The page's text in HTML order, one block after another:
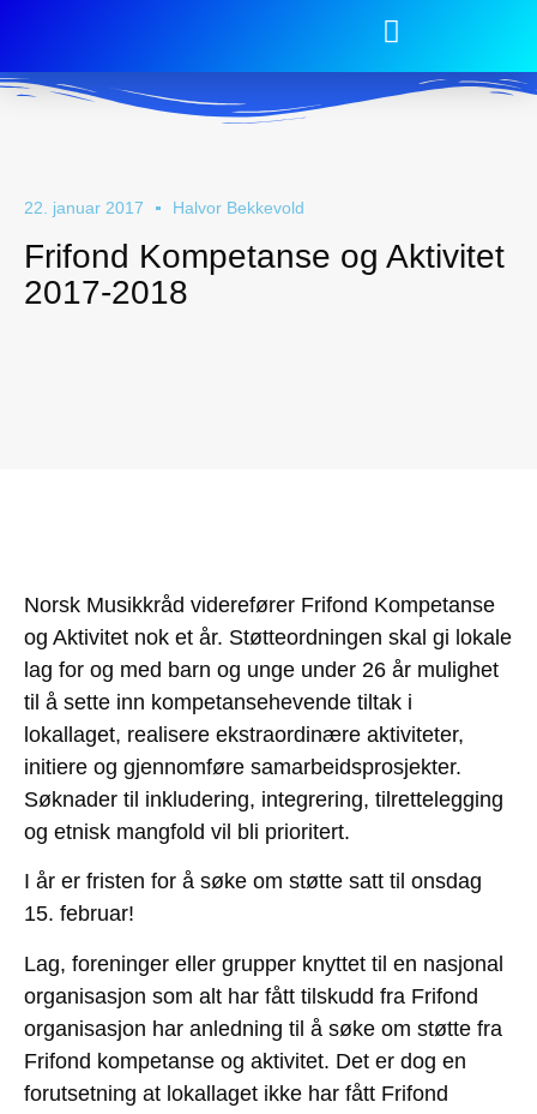
22. januar 2017 Halvor Bekkevold
Frifond Kompetanse og Aktivitet
2017-2018
Norsk Musikkråd viderefører Frifond Kompetanse
og Aktivitet nok et år. Støtteordningen skal gi lokale
lag for og med barn og unge under 26 år mulighet
til å sette inn kompetansehevende tiltak i
lokallaget, realisere ekstraordinære aktiviteter,
initiere og gjennomføre samarbeidsprosjekter.
Søknader til inkludering, integrering, tilrettelegging
og etnisk mangfold vil bli prioritert.
I år er fristen for å søke om støtte satt til onsdag
15. februar!
Lag, foreninger eller grupper knyttet til en nasjonal
organisasjon som alt har fått tilskudd fra Frifond
organisasjon har anledning til å søke om støtte fra
Frifond kompetanse og aktivitet. Det er dog en
forutsetning at lokallaget ikke har fått Frifond